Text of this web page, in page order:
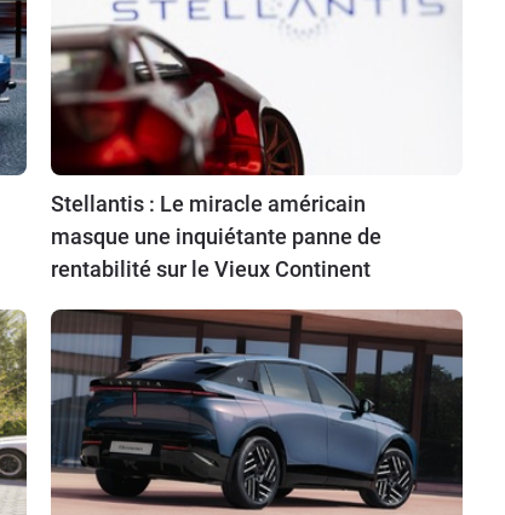
Stellantis : Le miracle américain
masque une inquiétante panne de
rentabilité sur le Vieux Continent